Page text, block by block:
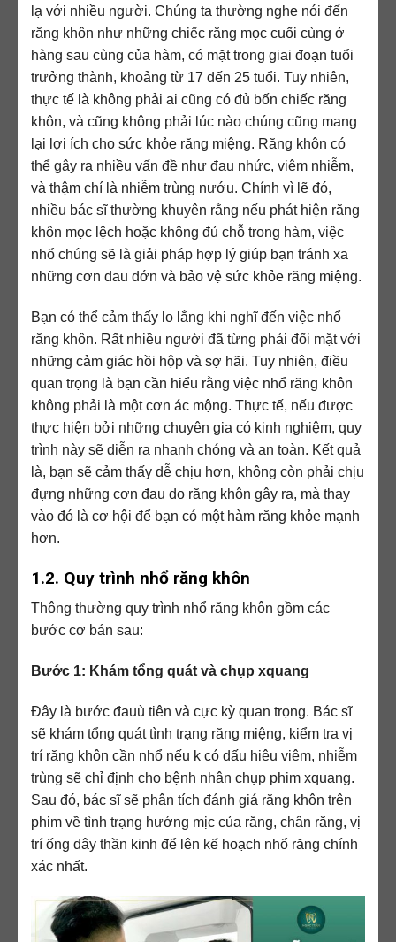
lạ với nhiều người. Chúng ta thường nghe nói đến
răng khôn như những chiếc răng mọc cuối cùng ở
hàng sau cùng của hàm, có mặt trong giai đoạn tuổi
trưởng thành, khoảng từ 17 đến 25 tuổi. Tuy nhiên,
thực tế là không phải ai cũng có đủ bốn chiếc răng
khôn, và cũng không phải lúc nào chúng cũng mang
lại lợi ích cho sức khỏe răng miệng. Răng khôn có
thể gây ra nhiều vấn đề như đau nhức, viêm nhiễm,
và thậm chí là nhiễm trùng nướu. Chính vì lẽ đó,
nhiều bác sĩ thường khuyên rằng nếu phát hiện răng
khôn mọc lệch hoặc không đủ chỗ trong hàm, việc
nhổ chúng sẽ là giải pháp hợp lý giúp bạn tránh xa
những cơn đau đớn và bảo vệ sức khỏe răng miệng.
Bạn có thể cảm thấy lo lắng khi nghĩ đến việc nhổ
răng khôn. Rất nhiều người đã từng phải đối mặt với
những cảm giác hồi hộp và sợ hãi. Tuy nhiên, điều
quan trọng là bạn cần hiểu rằng việc nhổ răng khôn
không phải là một cơn ác mộng. Thực tế, nếu được
thực hiện bởi những chuyên gia có kinh nghiệm, quy
trình này sẽ diễn ra nhanh chóng và an toàn. Kết quả
là, bạn sẽ cảm thấy dễ chịu hơn, không còn phải chịu
đựng những cơn đau do răng khôn gây ra, mà thay
vào đó là cơ hội để bạn có một hàm răng khỏe mạnh
hơn.
1.2. Quy trình nhổ răng khôn
Thông thường quy trình nhổ răng khôn gồm các
bước cơ bản sau:
Bước 1: Khám tổng quát và chụp xquang
Đây là bước đauù tiên và cực kỳ quan trọng. Bác sĩ
sẽ khám tổng quát tình trạng răng miệng, kiểm tra vị
trí răng khôn cần nhổ nếu k có dấu hiệu viêm, nhiễm
trùng sẽ chỉ định cho bệnh nhân chụp phim xquang.
Sau đó, bác sĩ sẽ phân tích đánh giá răng khôn trên
phim về tình trạng hướng mịc của răng, chân răng, vị
trí ống dây thần kinh để lên kế hoạch nhổ răng chính
xác nhất.